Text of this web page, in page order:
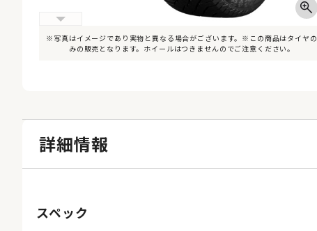
※写真はイメージであり実物と異なる場合がございます。※この商品はタイヤの
みの販売となります。ホイールはつきませんのでご注意ください。
詳細情報
スペック